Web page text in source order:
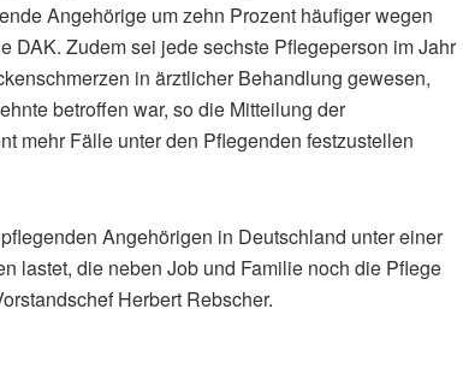
Angehörige um zehn Prozent häufiger wegen
DAK. Zudem sei jede sechste Pflegeperson im Jahr
in ärztlicher Behandlung gewesen,
betroffen war, so die Mitteilung der
mehr Fälle unter den Pflegenden festzustellen
Angehörigen in Deutschland unter einer
lastet, die neben Job und Familie noch die Pflege
Herbert Rebscher.